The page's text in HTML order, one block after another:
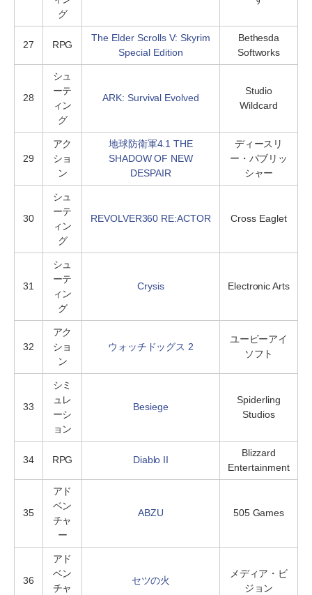
グ
27 RPG
The Elder Scrolls V: Skyrim
Special Edition
Bethesda
Softworks
28
シュ
ーテ
ィン
グ
ARK: Survival Evolved
Studio
Wildcard
29
アク
ショ
ン
地球防衛軍4.1 THE
SHADOW OF NEW
DESPAIR
ディースリ
ー・パブリッ
シャー
30
シュ
ーテ
ィン
グ
REVOLVER360 RE:ACTOR Cross Eaglet
31
シュ
ーテ
ィン
グ
Crysis Electronic Arts
32
アク
ショ
ン
ウォッチドッグス 2
ユービーアイ
ソフト
33
シミ
ュレ
ーシ
ョン
Besiege
Spiderling
Studios
34 RPG Diablo II
Blizzard
Entertainment
35
アド
ベン
チャ
ー
ABZU 505 Games
36
アド
ベン
チャ
セツの火
メディア・ビ
ジョン